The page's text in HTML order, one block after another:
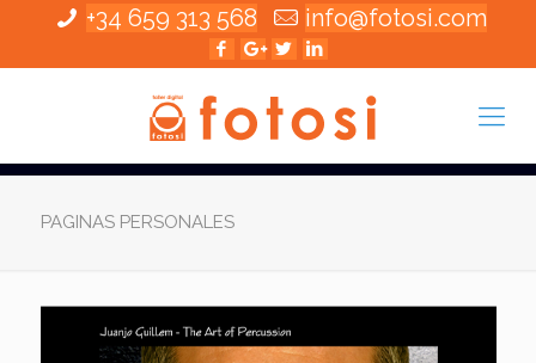
+34 659 313 568 info@fotosi.com
PAGINAS PERSONALES